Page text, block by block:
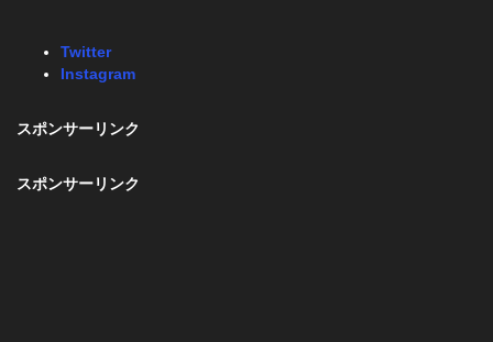
Twitter
Instagram
スポンサーリンク
スポンサーリンク